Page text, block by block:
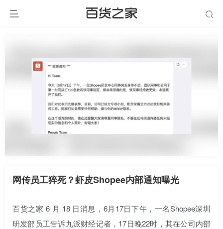
网传员工猝死？虾皮Shopee内部通知曝光
百货之家 6 月 18 日消息，6月17日下午，一名Shopee深圳
研发部员工告诉九派财经记者，17日晚22时，其在公司内部